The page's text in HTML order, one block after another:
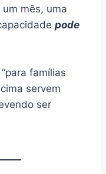
mês, uma
pode
famílias
servem
ser